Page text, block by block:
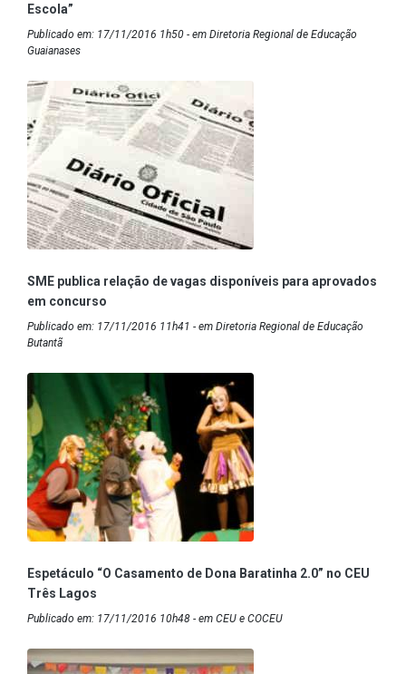
Escola”
Publicado em: 17/11/2016 1h50 - em Diretoria Regional de Educação
Guaianases
SME publica relação de vagas disponíveis para aprovados
em concurso
Publicado em: 17/11/2016 11h41 - em Diretoria Regional de Educação
Butantã
Espetáculo “O Casamento de Dona Baratinha 2.0” no CEU
Três Lagos
Publicado em: 17/11/2016 10h48 - em CEU e COCEU